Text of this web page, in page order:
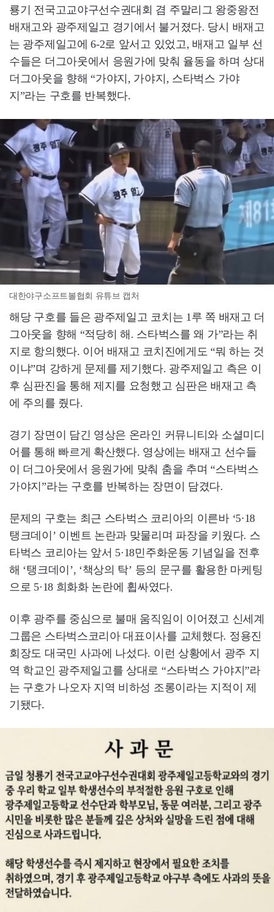
룡기 전국고교야구선수권대회 겸 주말리그 왕중왕전
배재고와 광주제일고 경기에서 불거졌다. 당시 배재고
는 광주제일고에 6-2로 앞서고 있었고, 배재고 일부 선
수들은 더그아웃에서 응원가에 맞춰 율동을 하며 상대
더그아웃을 향해 “가야지, 가야지, 스타벅스 가야
지”라는 구호를 반복했다.
대한야구소프트볼협회 유튜브 캡처
해당 구호를 들은 광주제일고 코치는 1루 쪽 배재고 더
그아웃을 향해 “적당히 해. 스타벅스를 왜 가”라는 취
지로 항의했다. 이어 배재고 코치진에게도 “뭐 하는 것
이냐”며 강하게 문제를 제기했다. 광주제일고 측은 이
후 심판진을 통해 제지를 요청했고 심판은 배재고 측
에 주의를 줬다.
경기 장면이 담긴 영상은 온라인 커뮤니티와 소셜미디
어를 통해 빠르게 확산했다. 영상에는 배재고 선수들
이 더그아웃에서 응원가에 맞춰 춤을 추며 “스타벅스
가야지”라는 구호를 반복하는 장면이 담겼다.
문제의 구호는 최근 스타벅스 코리아의 이른바 ‘5·18
탱크데이’ 이벤트 논란과 맞물리며 파장을 키웠다. 스
타벅스 코리아는 앞서 5·18민주화운동 기념일을 전후
해 ‘탱크데이’, ‘책상의 탁’ 등의 문구를 활용한 마케팅
으로 5·18 희화화 논란에 휩싸였다.
이후 광주를 중심으로 불매 움직임이 이어졌고 신세계
그룹은 스타벅스코리아 대표이사를 교체했다. 정용진
회장도 대국민 사과에 나섰다. 이런 상황에서 광주 지
역 학교인 광주제일고를 상대로 “스타벅스 가야지”라
는 구호가 나오자 지역 비하성 조롱이라는 지적이 제
기됐다.